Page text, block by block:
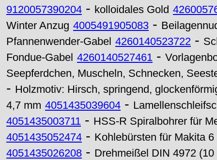
9120057390204 - kolloidales Gold
Winter Anzug 4005491905083 -
Pfannenwender-Gabel 4260140523722 -
Fondue-Gabel 4260140527461 -
Seepferdchen, Muscheln, Schnecken,
- Holzmotiv: Hirsch, springend,
4,7 mm 4051435039604 -
4051435003711 - HSS-R Spiralbohrer für
4051435052474 - Kohlebürsten für Makita
4051435026208 - Drehmeißel DIN 4972